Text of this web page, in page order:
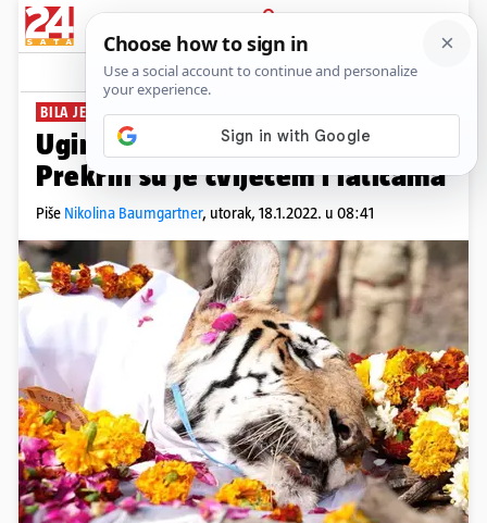
PRIJAVA
News Komentari
BILA JE SIMBOL DRŽAVE
Uginula supertigrica u Indiji:
Prekrili su je cvijećem i laticama
Piše Nikolina Baumgartner, utorak, 18.1.2022. u 08:41